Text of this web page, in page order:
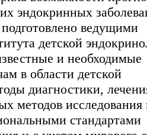
эндокринных
ведущими
детской
и необходимые
в области детской
диагностики,
методов исследования
стандартами